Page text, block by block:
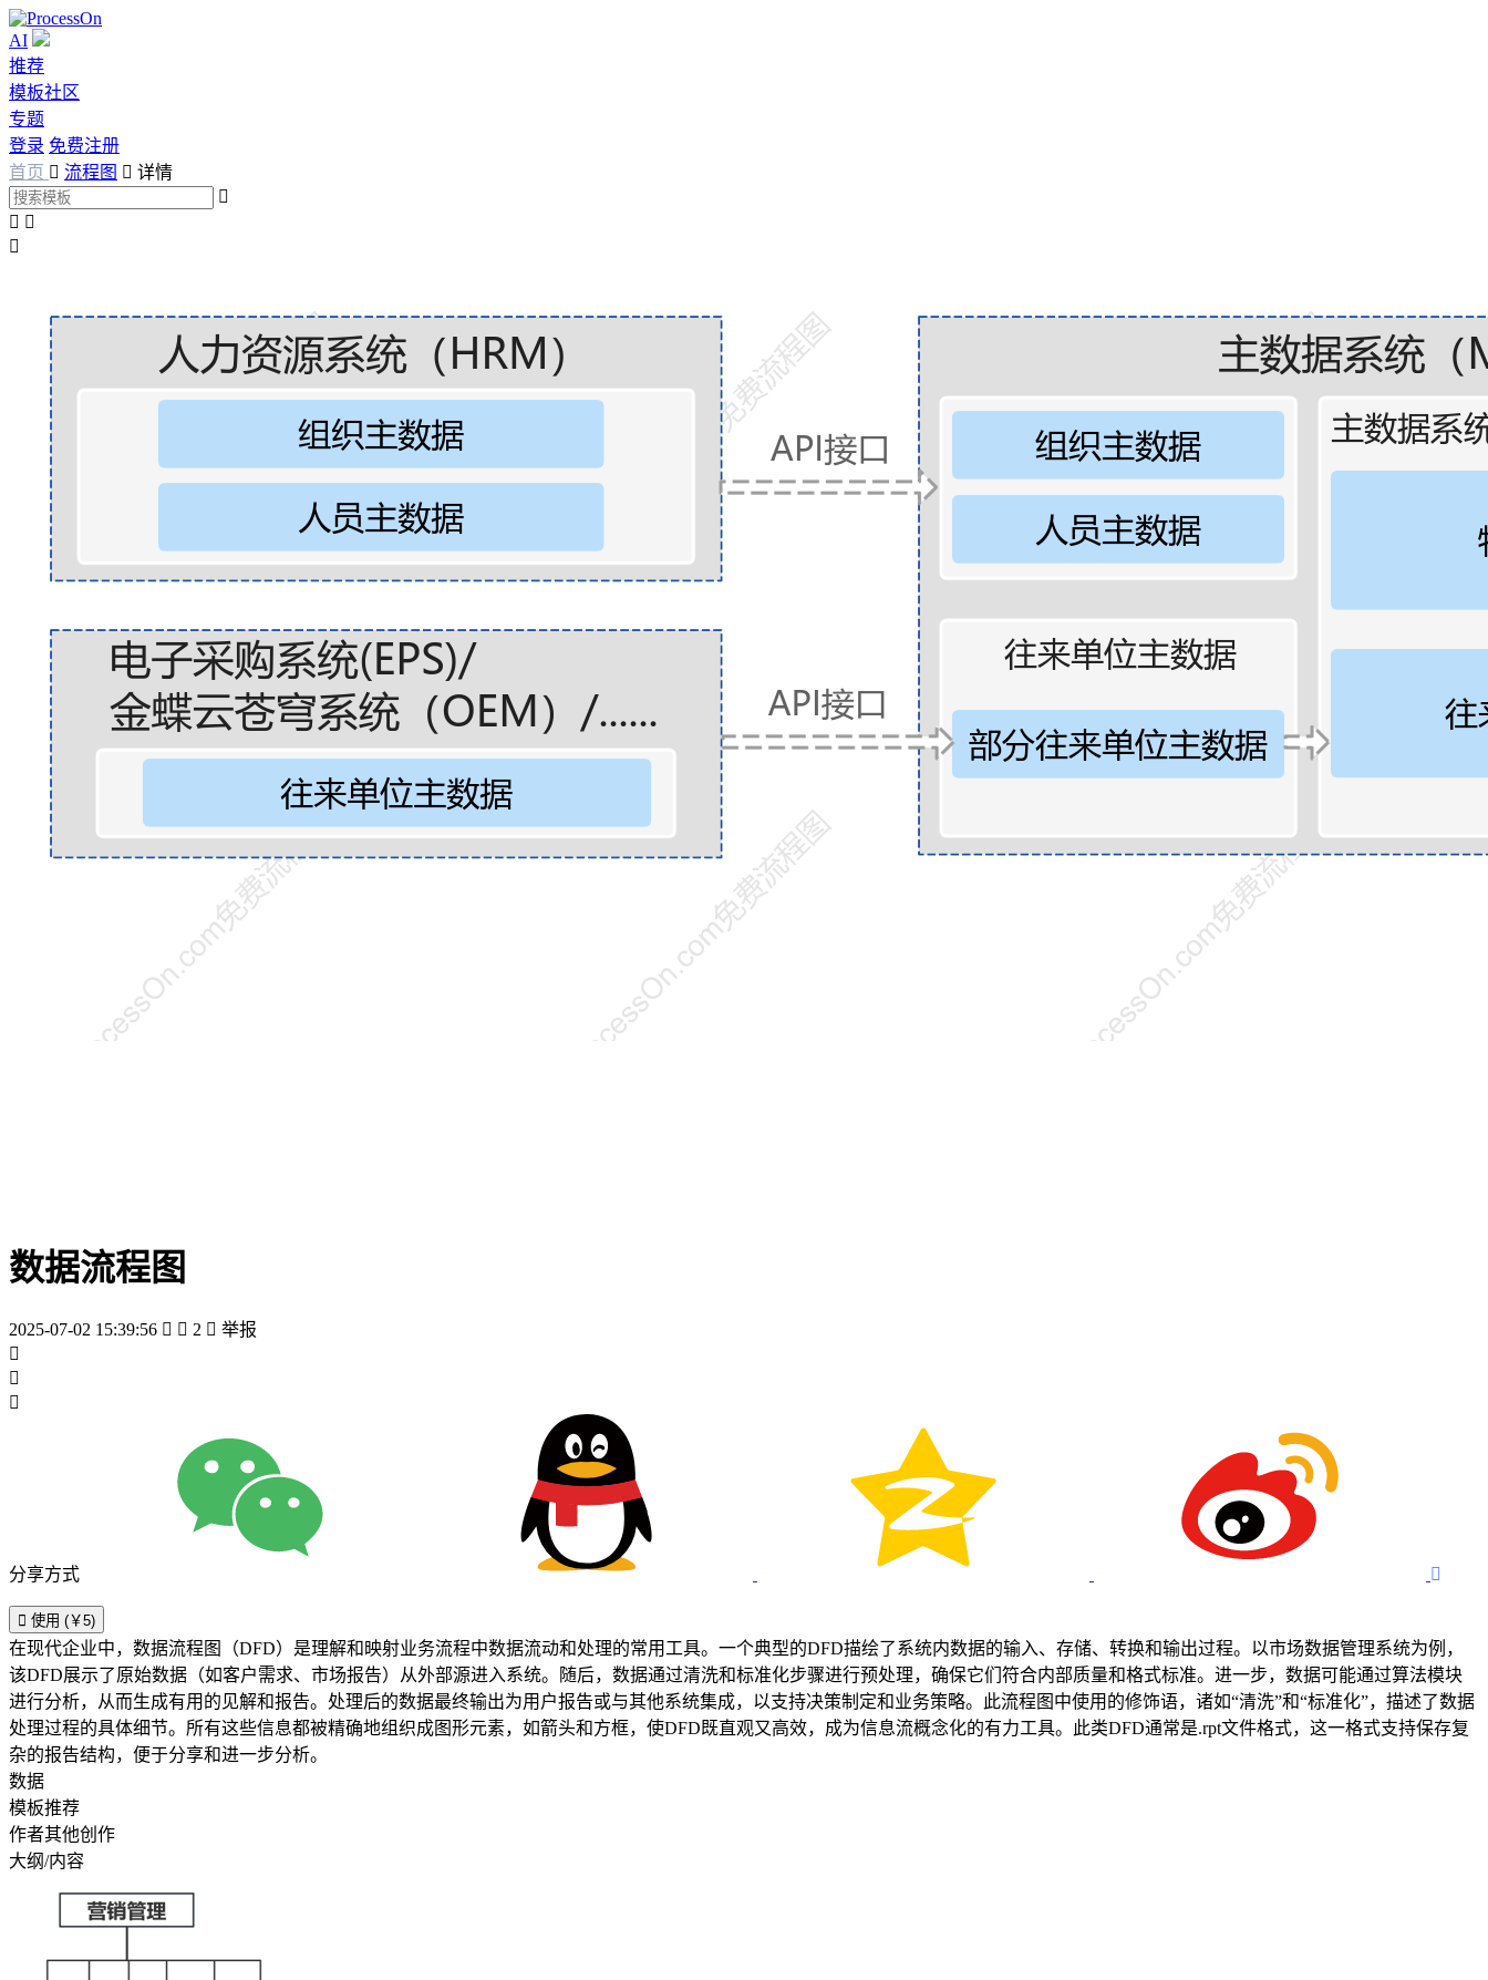
AI
推荐
模板社区
专题
登录 免费注册
首页  流程图  详情

 

数据流程图
2025-07-02 15:39:56   2  举报



分享方式 
 使用 (￥5)
在现代企业中，数据流程图（DFD）是理解和映射业务流程中数据流动和处理的常用工具。一个典型的DFD描绘了系统内数据的输入、存储、转换和输出过程。以市场数据管理系统为例，
该DFD展示了原始数据（如客户需求、市场报告）从外部源进入系统。随后，数据通过清洗和标准化步骤进行预处理，确保它们符合内部质量和格式标准。进一步，数据可能通过算法模块
进行分析，从而生成有用的见解和报告。处理后的数据最终输出为用户报告或与其他系统集成，以支持决策制定和业务策略。此流程图中使用的修饰语，诸如“清洗”和“标准化”，描述了数据
处理过程的具体细节。所有这些信息都被精确地组织成图形元素，如箭头和方框，使DFD既直观又高效，成为信息流概念化的有力工具。此类DFD通常是.rpt文件格式，这一格式支持保存复
杂的报告结构，便于分享和进一步分析。
数据
模板推荐
作者其他创作
大纲/内容